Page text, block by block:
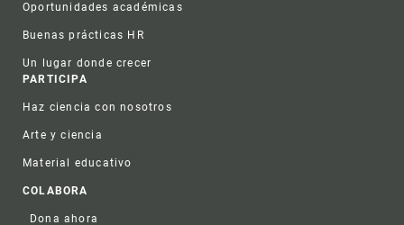
Oportunidades académicas
Buenas prácticas HR
Un lugar donde crecer
PARTICIPA
Haz ciencia con nosotros
Arte y ciencia
Material educativo
COLABORA
Dona ahora